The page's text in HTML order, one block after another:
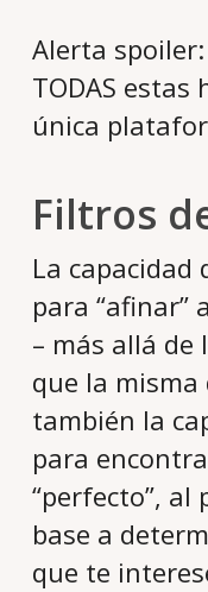
Alerta
TODAS
única
Filtros
La
para “afinar”
– más allá de
que la misma
también la
para
“perfecto”,
base a
que te